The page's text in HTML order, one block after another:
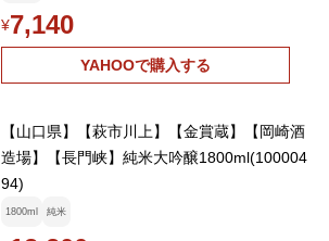
¥7,140
YAHOOで購入する
【山口県】【萩市川上】【金賞蔵】【岡崎酒
造場】【長門峡】純米大吟醸1800ml(100004
94)
1800ml 純米